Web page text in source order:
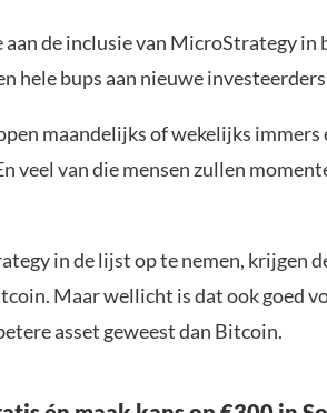
de inclusie van MicroStrategy in
hele bups aan nieuwe
maandelijks of wekelijks
veel van die mensen zullen
in de lijst op te nemen, krijgen
Maar wellicht is dat ook goed
asset geweest dan Bitcoin.